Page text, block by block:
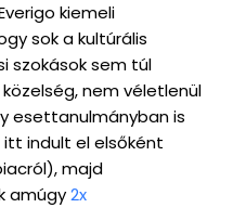
kiemeli
sok a kultúrális
szokások sem túl
nem véletlenül
esettanulmányban is
indult el elsőként
majd
amúgy2x